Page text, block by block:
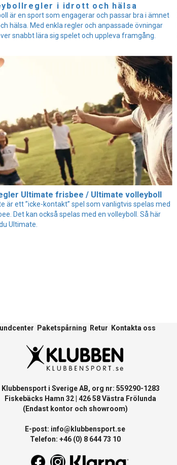
i idrott och hälsa
är en sport som engagerar och passar bra i ämnet
hälsa. Med enkla regler och anpassade övningar
snabbt lära sig spelet och uppleva framgång.
Ultimate frisbee / Ultimate volleyboll
är ett ”icke-kontakt” spel som vanligtvis spelas med
Det kan också spelas med en volleyboll. Så här
Ultimate.
Paketspårning Retur Kontakta oss
i Sverige AB, org nr: 559290-1283
Hamn 32 | 426 58 Västra Frölunda
(Endast kontor och showroom)
E-post: info@klubbensport.se
Telefon: +46 (0) 8 644 73 10